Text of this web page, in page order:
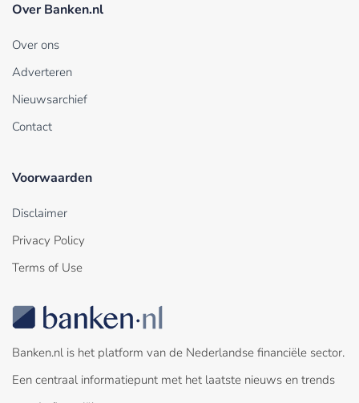
Over Banken.nl
Over ons
Adverteren
Nieuwsarchief
Contact
Voorwaarden
Disclaimer
Privacy Policy
Terms of Use
Banken.nl is het platform van de Nederlandse financiële sector.
Een centraal informatiepunt met het laatste nieuws en trends